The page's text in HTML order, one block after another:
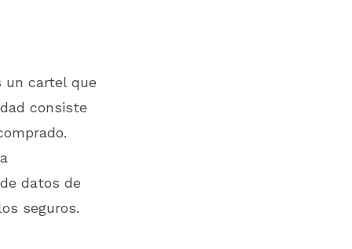
un cartel que
consiste
datos de
seguros.